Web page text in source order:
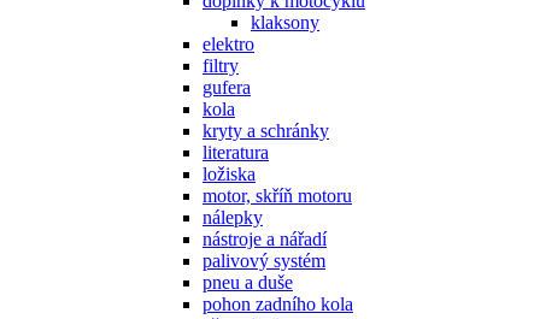
klaksony
elektro
filtry
gufera
kola
kryty a schránky
literatura
ložiska
motor, skříň motoru
nálepky
nástroje a nářadí
palivový systém
pneu a duše
pohon zadního kola